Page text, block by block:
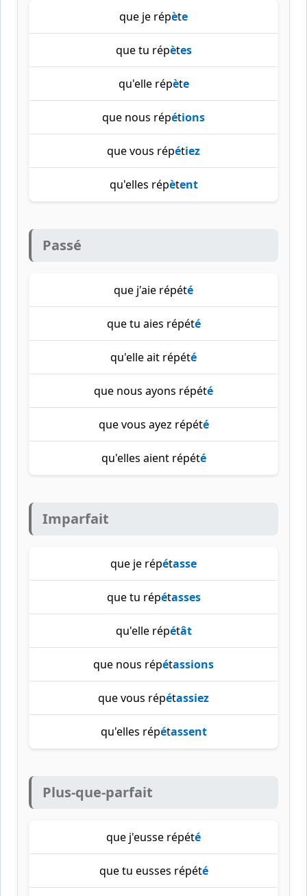
que je répète
que tu répètes
qu'elle répète
que nous répétions
que vous répétiez
qu'elles répètent
Passé
que j'aie répété
que tu aies répété
qu'elle ait répété
que nous ayons répété
que vous ayez répété
qu'elles aient répété
Imparfait
que je répétasse
que tu répétasses
qu'elle répétât
que nous répétassions
que vous répétassiez
qu'elles répétassent
Plus-que-parfait
que j'eusse répété
que tu eusses répété